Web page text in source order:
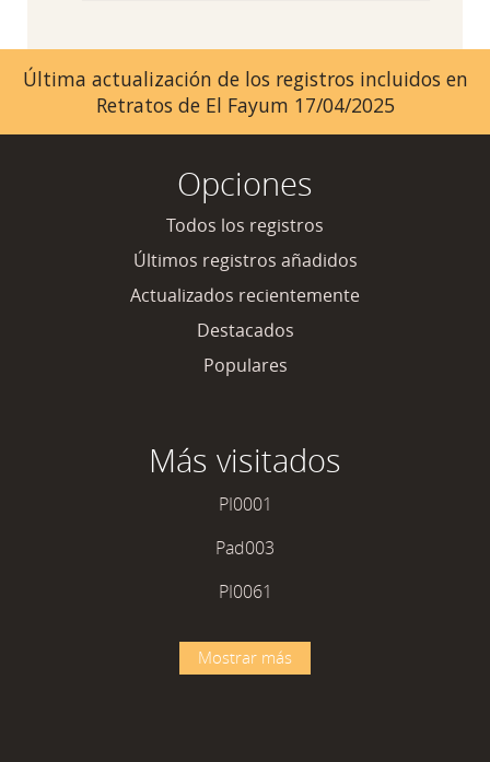
Última actualización de los registros incluidos en
Retratos de El Fayum 17/04/2025
Opciones
Todos los registros
Últimos registros añadidos
Actualizados recientemente
Destacados
Populares
Más visitados
PI0001
Pad003
PI0061
Mostrar más